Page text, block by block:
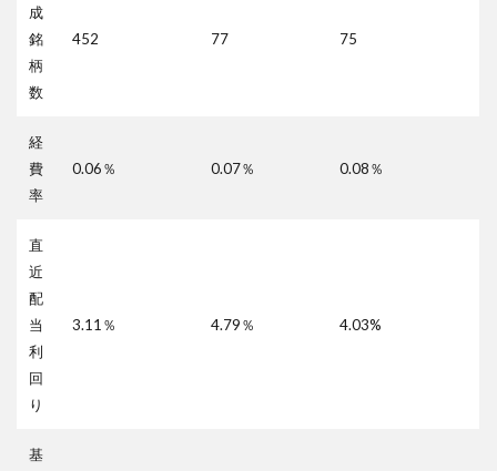
成
銘
柄
数
452 77 75
経
費
率
0.06％ 0.07％ 0.08％
直
近
配
当
利
回
り
3.11％ 4.79％ 4.03%
基